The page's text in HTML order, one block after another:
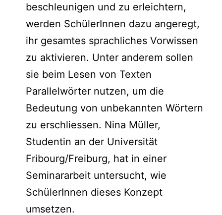
beschleunigen und zu erleichtern,
werden SchülerInnen dazu angeregt,
ihr gesamtes sprachliches Vorwissen
zu aktivieren. Unter anderem sollen
sie beim Lesen von Texten
Parallelwörter nutzen, um die
Bedeutung von unbekannten Wörtern
zu erschliessen. Nina Müller,
Studentin an der Universität
Fribourg/Freiburg, hat in einer
Seminararbeit untersucht, wie
SchülerInnen dieses Konzept
umsetzen.